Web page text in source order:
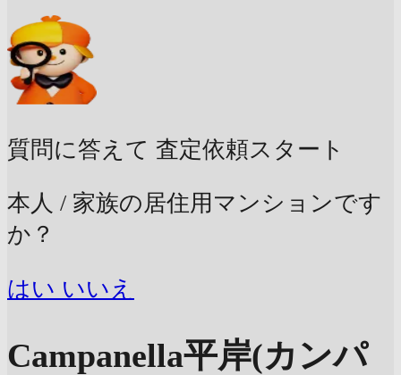
質問に答えて 査定依頼スタート
本人 / 家族の居住用マンションです
か？
はい いいえ
Campanella平岸(カンパ